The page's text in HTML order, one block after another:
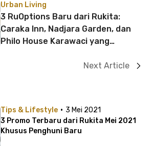
Urban Living
3 RuOptions Baru dari Rukita:
Caraka Inn, Nadjara Garden, dan
Philo House Karawaci yang
Next Article
Tips & Lifestyle · 3 Mei 2021
3 Promo Terbaru dari Rukita Mei 2021
Khusus Penghuni Baru